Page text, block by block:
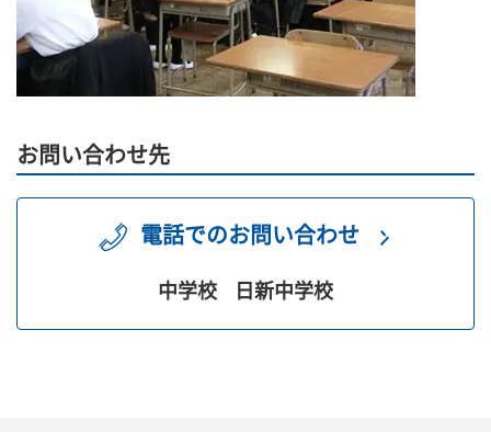
お問い合わせ先
電話でのお問い合わせ
中学校 日新中学校